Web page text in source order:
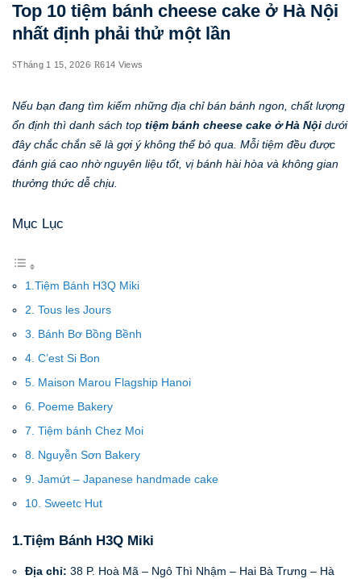
Top 10 tiệm bánh cheese cake ở Hà Nội
nhất định phải thử một lần
Tháng 1 15, 2026 614 Views
Nếu bạn đang tìm kiếm những địa chỉ bán bánh ngon, chất lượng
ổn định thì danh sách top tiệm bánh cheese cake ở Hà Nội dưới
đây chắc chắn sẽ là gợi ý không thể bỏ qua. Mỗi tiệm đều được
đánh giá cao nhờ nguyên liệu tốt, vị bánh hài hòa và không gian
thưởng thức dễ chịu.
Mục Lục
1.Tiệm Bánh H3Q Miki
2. Tous les Jours
3. Bánh Bơ Bồng Bềnh
4. C’est Si Bon
5. Maison Marou Flagship Hanoi
6. Poeme Bakery
7. Tiệm bánh Chez Moi
8. Nguyễn Sơn Bakery
9. Jamứt – Japanese handmade cake
10. Sweetc Hut
1.Tiệm Bánh H3Q Miki
Địa chỉ: 38 P. Hoà Mã – Ngô Thì Nhậm – Hai Bà Trưng – Hà